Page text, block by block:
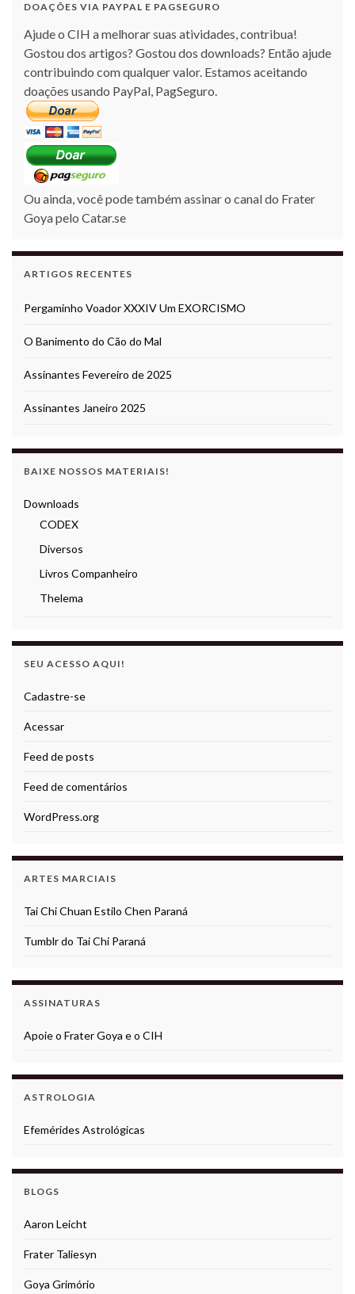
DOAÇÕES VIA PAYPAL E PAGSEGURO
Ajude o CIH a melhorar suas atividades, contribua!
Gostou dos artigos? Gostou dos downloads? Então ajude
contribuindo com qualquer valor. Estamos aceitando
doações usando PayPal, PagSeguro.
Ou ainda, você pode também assinar o canal do Frater
Goya pelo Catar.se
ARTIGOS RECENTES
Pergaminho Voador XXXIV Um EXORCISMO
O Banimento do Cão do Mal
Assinantes Fevereiro de 2025
Assinantes Janeiro 2025
BAIXE NOSSOS MATERIAIS!
Downloads
CODEX
Diversos
Livros Companheiro
Thelema
SEU ACESSO AQUI!
Cadastre-se
Acessar
Feed de posts
Feed de comentários
WordPress.org
ARTES MARCIAIS
Tai Chi Chuan Estilo Chen Paraná
Tumblr do Tai Chi Paraná
ASSINATURAS
Apoie o Frater Goya e o CIH
ASTROLOGIA
Efemérides Astrológicas
BLOGS
Aaron Leicht
Frater Taliesyn
Goya Grimório